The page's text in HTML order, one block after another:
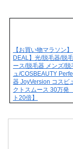
【お買い物マラソン
DEAL】光/脱毛器/脱
ース/脱毛器 メンズ/脱
ュ/COSBEAUTY
器 JoyVersion コスビ
クトスムース 30万発
ト20倍】